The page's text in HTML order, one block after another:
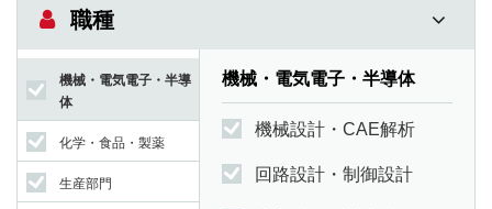
職種
機械・電気電子・半導
体
化学・食品・製薬
生産部門
機械・電気電子・半導体
機械設計・CAE解析
回路設計・制御設計